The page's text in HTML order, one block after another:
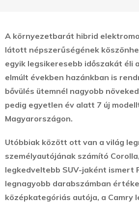
A környezetbarát hibrid
látott népszerűségének
egyik legsikeresebb időszakát éli
elmúlt években hazánkban is
bővülés ütemnél nagyobb
pedig egyetlen év alatt 7 új
Magyarországon.
Utóbbiak között ott van a világ
személyautójának számító
legkedveltebb SUV-jaként ismert
legnagyobb darabszámban
középkategóriás autója, a Camry